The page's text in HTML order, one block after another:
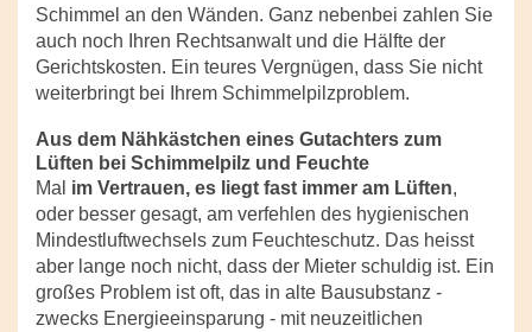
Schimmel an den Wänden. Ganz nebenbei zahlen Sie
auch noch Ihren Rechtsanwalt und die Hälfte der
Gerichtskosten. Ein teures Vergnügen, dass Sie nicht
weiterbringt bei Ihrem Schimmelpilzproblem.
Aus dem Nähkästchen eines Gutachters zum
Lüften bei Schimmelpilz und Feuchte
Mal im Vertrauen, es liegt fast immer am Lüften,
oder besser gesagt, am verfehlen des hygienischen
Mindestluftwechsels zum Feuchteschutz. Das heisst
aber lange noch nicht, dass der Mieter schuldig ist. Ein
großes Problem ist oft, das in alte Bausubstanz -
zwecks Energieeinsparung - mit neuzeitlichen